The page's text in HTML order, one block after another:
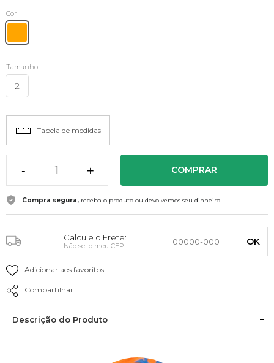
Cor
Tamanho
2
Tabela de medidas
- + COMPRAR
Compra segura, receba o produto ou devolvemos seu dinheiro
Calcule o Frete:
Não sei o meu CEP OK
Adicionar aos favoritos
Compartilhar
Descrição do Produto